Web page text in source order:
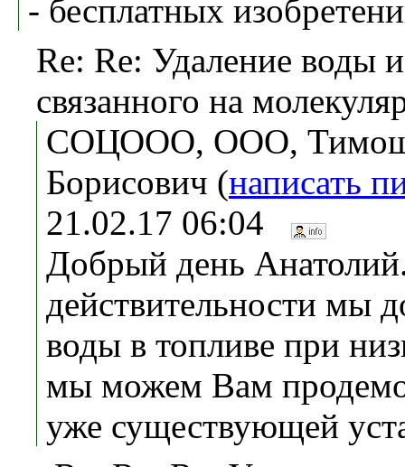
- бесплатных
Re: Re: Удаление воды
связанного на
СОЦООО, ООО,
Борисович (написать
21.02.17 06:04
Добрый день
действительности мы
воды в топливе при
мы можем Вам
уже существующей